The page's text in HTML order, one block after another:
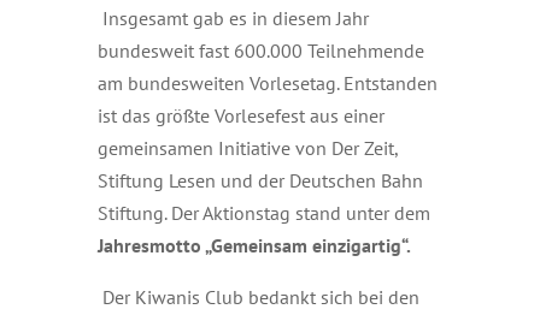
Insgesamt gab es in diesem Jahr
bundesweit fast 600.000 Teilnehmende
am bundesweiten Vorlesetag. Entstanden
ist das größte Vorlesefest aus einer
gemeinsamen Initiative von Der Zeit,
Stiftung Lesen und der Deutschen Bahn
Stiftung. Der Aktionstag stand unter dem
Jahresmotto „Gemeinsam einzigartig“.
Der Kiwanis Club bedankt sich bei den